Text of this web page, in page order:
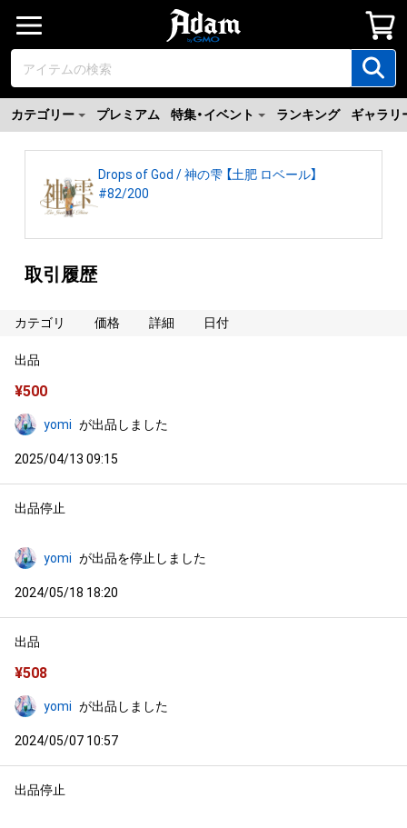
カテゴリー プレミアム 特集・イベント ランキング ギャラリ
Drops of God / 神の雫 【土肥 ロベール】
#82/200
取引履歴
カテゴリ 価格 詳細 日付
出品
¥500
yomi が出品しました
2025/04/13 09:15
出品停止
yomi が出品を停止しました
2024/05/18 18:20
出品
¥508
yomi が出品しました
2024/05/07 10:57
出品停止